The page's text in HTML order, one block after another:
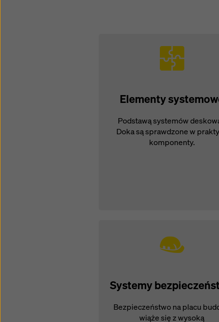
Elementy
Podstawą systemów
Doka są sprawdzone w
komponenty.
Systemy
Bezpieczeństwo na placu
wiąże się z wysoką